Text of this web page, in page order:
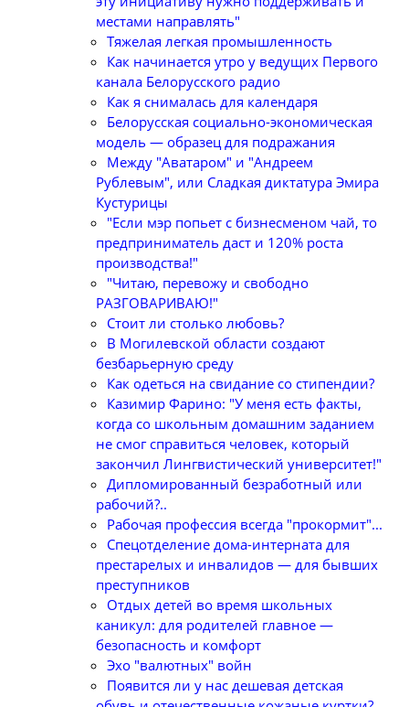
местами направлять"
Тяжелая легкая промышленность
Как начинается утро у ведущих Первого
канала Белорусского радио
Как я снималась для календаря
Белорусская социально-экономическая
модель — образец для подражания
Между "Аватаром" и "Андреем
Рублевым", или Сладкая диктатура Эмира
Кустурицы
"Если мэр попьет с бизнесменом чай, то
предприниматель даст и 120% роста
производства!"
"Читаю, перевожу и свободно
РАЗГОВАРИВАЮ!"
Стоит ли столько любовь?
В Могилевской области создают
безбарьерную среду
Как одеться на свидание со стипендии?
Казимир Фарино: "У меня есть факты,
когда со школьным домашним заданием
не смог справиться человек, который
закончил Лингвистический университет!"
Дипломированный безработный или
рабочий?..
Рабочая профессия всегда "прокормит"...
Спецотделение дома-интерната для
престарелых и инвалидов — для бывших
преступников
Отдых детей во время школьных
каникул: для родителей главное —
безопасность и комфорт
Эхо "валютных" войн
Появится ли у нас дешевая детская